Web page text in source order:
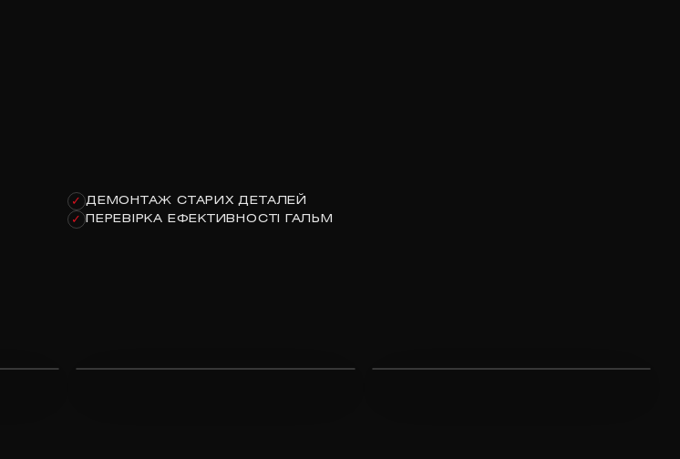
✓
ДЕМОНТАЖ СТАРИХ ДЕТАЛЕЙ
✓ ПЕРЕВІРКА ЕФЕКТИВНОСТІ ГАЛЬМ